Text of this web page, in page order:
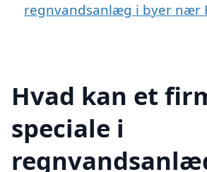
regnvandsanlæg i byer nær
Hvad kan et
speciale i